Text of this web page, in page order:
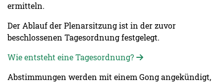
ermitteln.
Der Ablauf der Plenarsitzung ist in der zuvor
beschlossenen Tagesordnung festgelegt.
Wie entsteht eine Tagesordnung?
Abstimmungen werden mit einem Gong angekündigt,